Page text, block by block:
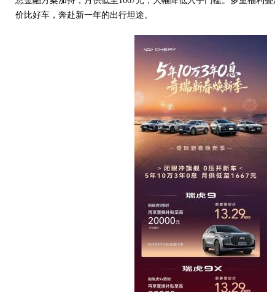
价比好车，奔赴新一年的出行坦途。